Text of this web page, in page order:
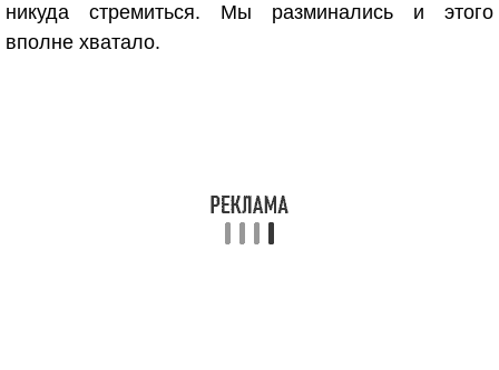
никуда стремиться. Мы разминались и этого
вполне хватало.